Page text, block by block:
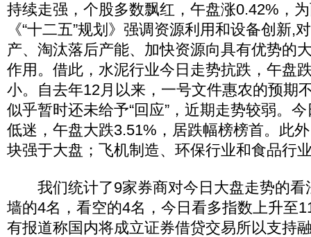
持续走强，个股多数飘红，午盘涨0.42%，
《“十二五”规划》强调资源利用和设备创新,
产、淘汰落后产能、加快资源向具有优势的
作用。借此，水泥行业今日走势抗跌，午盘
小。自去年12月以来，一号文件惠农的预期
似乎暂时还未给予“回应”，近期走势较弱。
低迷，午盘大跌3.51%，居跌幅榜榜首。此
块强于大盘；飞机制造、环保行业和食品行
我们统计了9家券商对今日大盘走势的看
墙的4名，看空的4名，今日看多指数上升至
有报道称国内将成立证券借贷交易所以支持